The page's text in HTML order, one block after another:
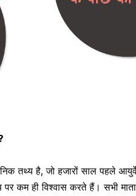
तथ्य है, जो हजारों साल पहले
ही विश्वास करते हैं। सभी माता-